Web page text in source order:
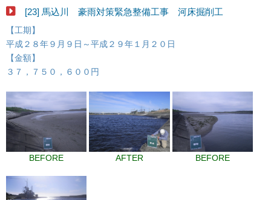
[23] 馬込川 豪雨対策緊急整備工事 河床掘削工
【工期】
平成２８年９月９日～平成２９年１月２０日
【金額】
３７，７５０，６００円
BEFORE AFTER BEFORE